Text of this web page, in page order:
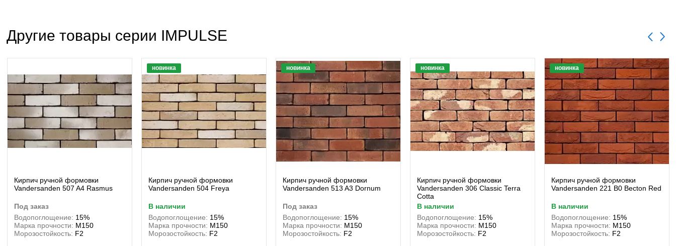
Другие товары серии IMPULSE
Кирпич ручной формовки
Vandersanden 507 A4 Rasmus
под заказ
Водопоглощение: 15%
Марка прочности: М150
Морозостойкость: F2
новинка
Кирпич ручной формовки
Vandersanden 504 Freya
в наличии
Водопоглощение: 15%
Марка прочности: М150
Морозостойкость: F2
новинка
Кирпич ручной формовки
Vandersanden 513 A3 Dornum
под заказ
Водопоглощение: 15%
Марка прочности: М150
Морозостойкость: F2
новинка
Кирпич ручной формовки
Vandersanden 306 Classic Terra
Cotta
в наличии
Водопоглощение: 15%
Марка прочности: М150
Морозостойкость: F2
новинка
Кирпич ручной формовки
Vandersanden 221 B0 Becton Red
в наличии
Водопоглощение: 15%
Марка прочности: М150
Морозостойкость: F2